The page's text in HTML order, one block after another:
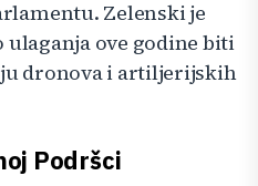
Zelenski je
ulaganja ove godine biti
dronova i artiljerijskih
Podršci